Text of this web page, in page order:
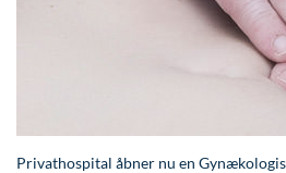
Lunge-astma-allergi
Menopause- og
Ar og strækmærker
Modelopskrivning
Plasmaprodukter i
Skriv dig op
Kontakt os & Find vej
Kvalitet og
Privathospital åbner nu en